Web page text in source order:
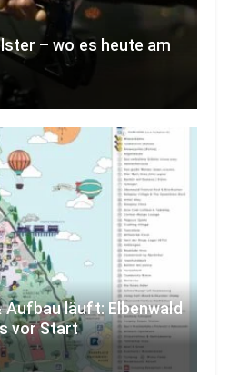
– wo es heute am
läuft: Elbenwald
vor Start